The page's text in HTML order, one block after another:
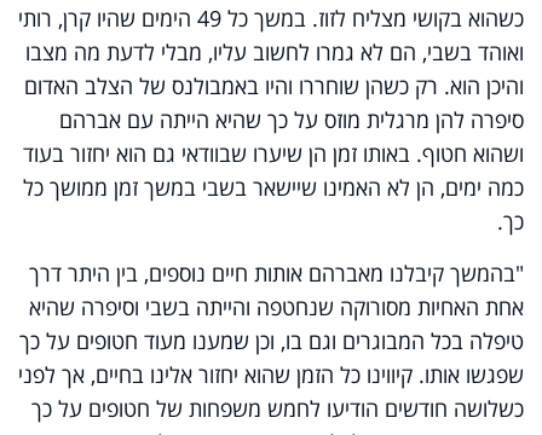
כשהוא בקושי מצליח לזוז. במשך כל 49 הימים שהיו קרן, רותי
ואוהד בשבי, הם לא גמרו לחשוב עליו, מבלי לדעת מה מצבו
והיכן הוא. רק כשהן שוחררו והיו באמבולנס של הצלב האדום
סיפרה להן מרגלית מוזס על כך שהיא הייתה עם אברהם
ושהוא חטוף. באותו זמן הן שיערו שבוודאי גם הוא יחזור בעוד
כמה ימים, הן לא האמינו שיישאר בשבי במשך זמן ממושך כל
כך.
"בהמשך קיבלנו מאברהם אותות חיים נוספים, בין היתר דרך
אחת האחיות מסורוקה שנחטפה והייתה בשבי וסיפרה שהיא
טיפלה בכל המבוגרים וגם בו, וכן שמענו מעוד חטופים על כך
שפגשו אותו. קיווינו כל הזמן שהוא יחזור אלינו בחיים, אך לפני
כשלושה חודשים הודיעו לחמש משפחות של חטופים על כך